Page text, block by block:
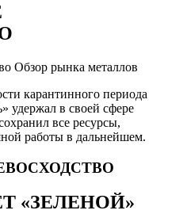
Обзор рынка металлов
карантинного периода
удержал в своей сфере
все ресурсы,
работы в дальнейшем.
«ЗЕЛЕНОЙ»